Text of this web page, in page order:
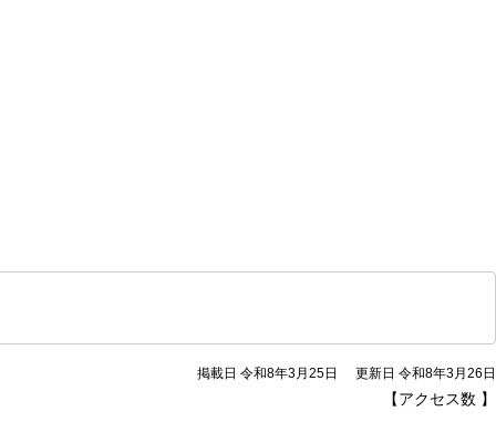
掲載日 令和8年3月25日 更新日 令和8年3月26日
【アクセス数 】